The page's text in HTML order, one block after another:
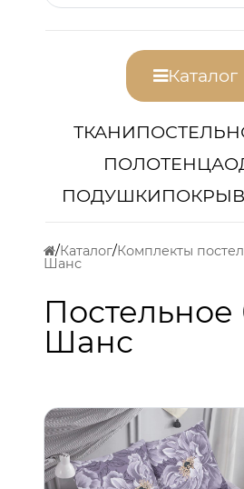
Каталог
ТКАНИ
ПОЛОТЕНЦА
ПОДУШКИ
Каталог Комплекты
Шанс
Постельное
Шанс